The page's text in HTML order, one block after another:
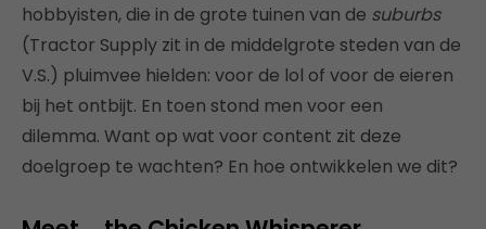
hobbyisten, die in de grote tuinen van de suburbs
(Tractor Supply zit in de middelgrote steden van de
V.S.) pluimvee hielden: voor de lol of voor de eieren
bij het ontbijt. En toen stond men voor een
dilemma. Want op wat voor content zit deze
doelgroep te wachten? En hoe ontwikkelen we dit?